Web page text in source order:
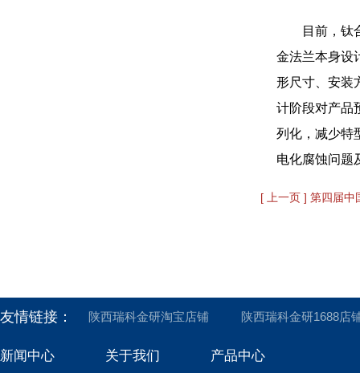
目前，钛
金法兰本身设
形尺寸、安装
计阶段对产品
列化，减少特
电化腐蚀问题
[ 上一页 ] 第四届中
友情链接： 陕西瑞科金研淘宝店铺 陕西瑞科金研1688店
新闻中心 关于我们 产品中心